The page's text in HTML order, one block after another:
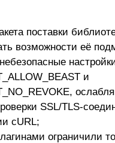
поставки
возможности её
и
SSL/TLS-
cURL;
ограничили